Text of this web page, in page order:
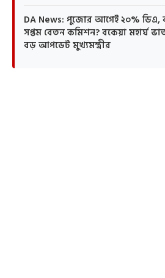
DA News: পুজোর আগেই ২০% ডিএ,
সপ্তম বেতন কমিশন? বকেয়া মহার্ঘ
বড় আপডেট মুখ্যমন্ত্রীর